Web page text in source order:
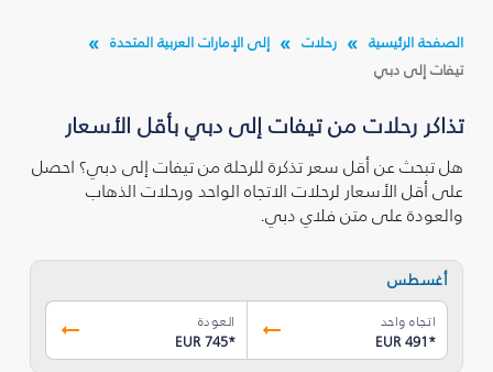
الصفحة الرئيسية رحلات
إلى الإمارات العربية المتحدة
تيفات إلى دبي
تذاكر رحلات من تيفات إلى دبي بأقل الأسعار
هل تبحث عن أقل سعر تذكرة للرحلة من تيفات إلى دبي؟ احصل
على أقل الأسعار لرحلات الاتجاه الواحد ورحلات الذهاب
والعودة على متن فلاي دبي.
أغسطس
اتجاه واحد
EUR 491*
العودة
EUR 745*